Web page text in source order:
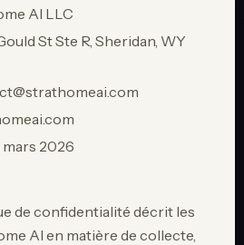
AI LLC
St Ste R, Sheridan, WY
mars 2026
de confidentialité décrit les
AI en matière de collecte,